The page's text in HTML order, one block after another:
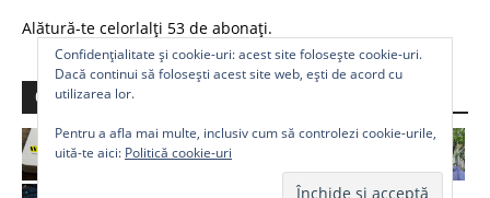
Alătură-te celorlalți 53 de abonați.
Comunitate
Confidențialitate și cookie-uri: acest site folosește cookie-uri.
Dacă continui să folosești acest site web, ești de acord cu
utilizarea lor.
Pentru a afla mai multe, inclusiv cum să controlezi cookie-urile,
uită-te aici: Politică cookie-uri